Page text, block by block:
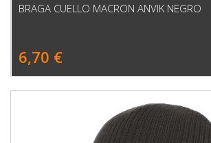
BRAGA CUELLO MACRON ANVIK NEGRO
6,70 €